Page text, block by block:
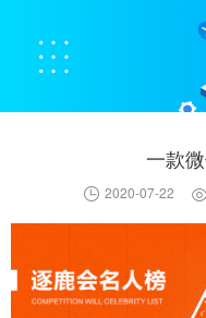
一款
2020-07-22